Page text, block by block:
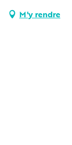
M'y rendre